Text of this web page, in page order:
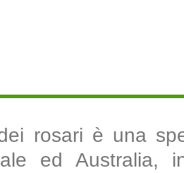
rosari è una
ed Australia,